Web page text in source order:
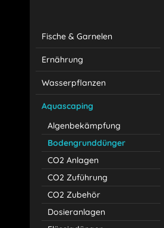
Fische & Garnelen
Ernährung
Wasserpflanzen
Aquascaping
Algenbekämpfung
Bodengrunddünger
CO2 Anlagen
CO2 Zuführung
CO2 Zubehör
Dosieranlagen